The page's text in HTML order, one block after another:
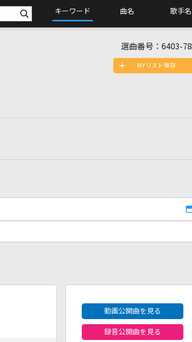
キーワード 曲名 歌手名
選曲番号： 6403-78
MYリスト保存
動画公開曲を見る
録音公開曲を見る